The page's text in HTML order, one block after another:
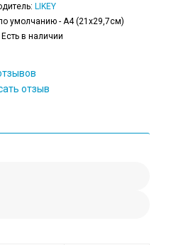
LIKEY
умолчанию - А4 (21x29,7см)
в наличии
отзыв